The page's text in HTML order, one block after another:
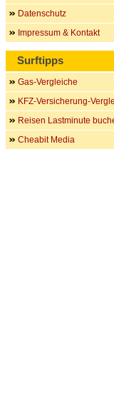
Datenschutz
Impressum & Kontakt
Surftipps
Gas-Vergleiche
KFZ-Versicherung-
Reisen Lastminute
Cheabit Media